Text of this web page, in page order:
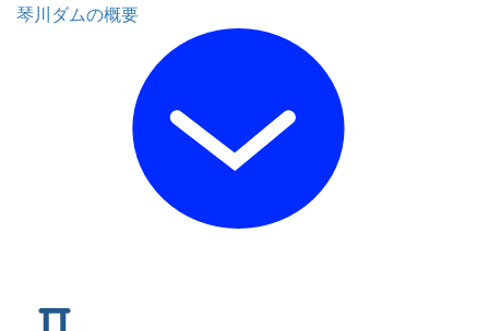
琴川ダムの概要